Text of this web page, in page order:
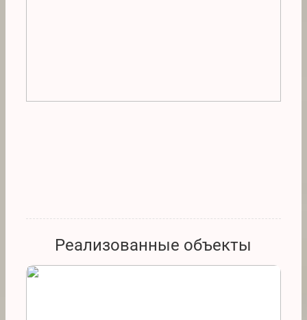
Реализованные объекты